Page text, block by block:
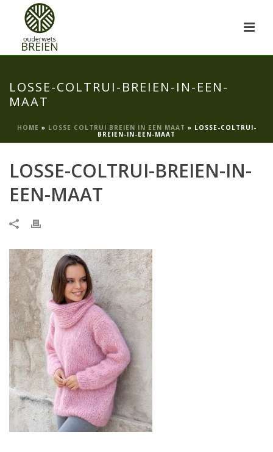
LOSSE-COLTRUI-BREIEN-IN-EEN-
MAAT
HOME » LOSSE COLTRUI BREIEN IN EEN MAAT » LOSSE-COLTRUI-
BREIEN-IN-EEN-MAAT
LOSSE-COLTRUI-BREIEN-IN-
EEN-MAAT